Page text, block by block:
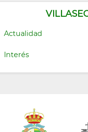
Actualidad
Interés